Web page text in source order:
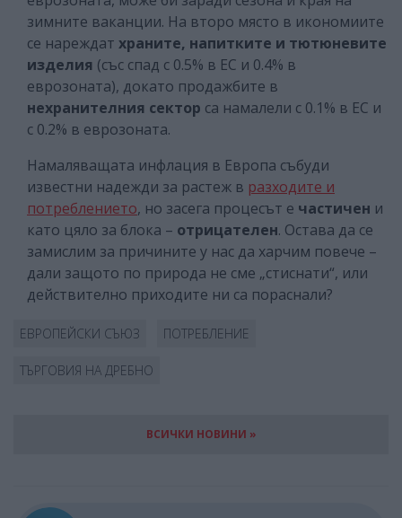
зимните ваканции. На второ място в икономиите
се нареждат храните, напитките и тютюневите
изделия (със спад с 0.5% в ЕС и 0.4% в
еврозоната), докато продажбите в
нехранителния сектор са намалели с 0.1% в ЕС и
с 0.2% в еврозоната.
Намаляващата инфлация в Европа събуди
известни надежди за растеж в разходите и
потреблението, но засега процесът е частичен и
като цяло за блока – отрицателен. Остава да се
замислим за причините у нас да харчим повече –
дали защото по природа не сме „стиснати“, или
действително приходите ни са пораснали?
ЕВРОПЕЙСКИ СЪЮЗ ПОТРЕБЛЕНИЕ
ТЪРГОВИЯ НА ДРЕБНО
ВСИЧКИ НОВИНИ »